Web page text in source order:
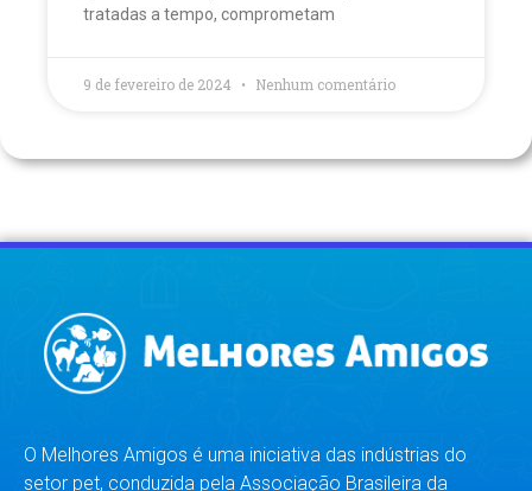
tratadas a tempo, comprometam
9 de fevereiro de 2024 Nenhum comentário
O Melhores Amigos é uma iniciativa das indústrias do
setor pet, conduzida pela Associação Brasileira da